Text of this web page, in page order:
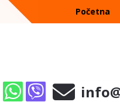
Početna